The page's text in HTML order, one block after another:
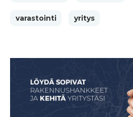
varastointi yritys